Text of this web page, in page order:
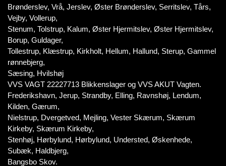
Brønderslev, Vrå, Jerslev, Øster Brønderslev, Serritslev, Tårs,
Vejby, Vollerup,
Stenum, Tolstrup, Kalum, Øster Hjermitslev, Øster Hjermitslev,
Borup, Guldager,
Tollestrup, Klæstrup, Kirkholt, Hellum, Hallund, Sterup, Gammel
rønnebjerg,
Sæsing, Hvilshøj
VVS VAGT 22227713 Blikkenslager og VVS AKUT Vagten.
Frederikshavn, Jerup, Strandby, Elling, Ravnshøj, Lendum,
Kilden, Gærum,
Nielstrup, Dvergetved, Mejling, Vester Skærum, Skærum
Kirkeby, Skærum Kirkeby,
Stenhøj, Hørbylund, Hørbylund, Understed, Øskenhede,
Subæk, Haldbjerg,
Bangsbo Skov.